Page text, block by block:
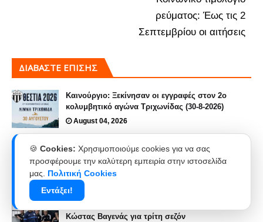
ρεύματος: Έως τις 2
Σεπτεμβρίου οι αιτήσεις
ΔΙΑΒΑΣΤΕ ΕΠΙΣΗΣ
Καινούργιο: Ξεκίνησαν οι εγγραφές στον 2ο
κολυμβητικό αγώνα Τριχωνίδας (30-8-2026)
August 04, 2026
Καινούργιο : Μεγάλη συμμετοχή και επιτυχία στο
Summer Camp της Δόξας (video)– Το
«ευχαριστώ» του συλλόγου
July 26, 2026
Κώστας Βαγενάς για τρίτη σεζόν
🍪 Cookies: Χρησιμοποιούμε cookies για να σας
προσφέρουμε την καλύτερη εμπειρία στην ιστοσελίδα
μας. Πολιτική Cookies
Εντάξει!